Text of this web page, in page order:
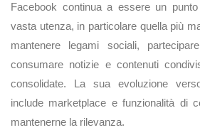
Facebook continua a essere un
vasta utenza, in particolare quella più
mantenere legami sociali,
consumare notizie e contenuti
consolidate. La sua evoluzione
include marketplace e funzionalità di
mantenerne la rilevanza.